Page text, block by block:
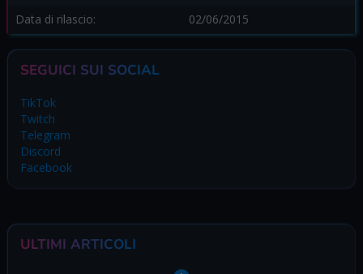
Data di rilascio:
02/06/2015
SEGUICI SUI SOCIAL
TikTok
Twitch
Telegram
Discord
Facebook
ULTIMI ARTICOLI